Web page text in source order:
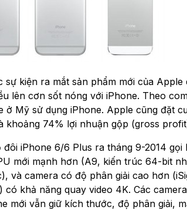
kiện ra mắt sản phẩm mới của
lên cơn sốt nóng với iPhone. Theo
Mỹ sử dụng iPhone. Apple cũng đặt
khoảng 74% lợi nhuận gộp (gross
iPhone 6/6 Plus ra tháng 9-2014 gọi
mới mạnh hơn (A9, kiến trúc 64-bit
và camera có độ phân giải cao hơn
khả năng quay video 4K. Các
mới vẫn giữ kích thước, độ phân giải,